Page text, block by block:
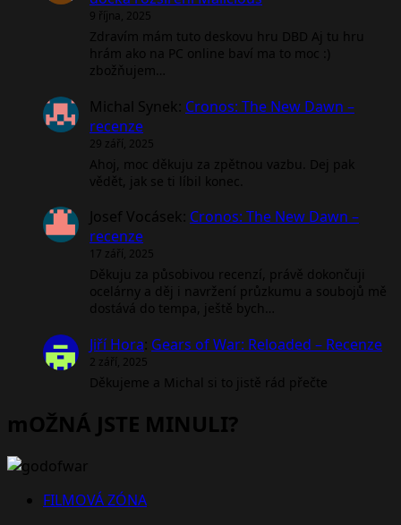
9 října, 2025
Zdravím mám tuto deskovu hru DBD Aj tu hru
hrám ako na PC online baví ma to moc :)
zbožňujem…
Michal Synek: Cronos: The New Dawn –
recenze
29 září, 2025
Ahoj, moc děkuju za zpětnou vazbu. Dej pak
vědět, jak se ti líbil konec.
Josef Vocásek: Cronos: The New Dawn –
recenze
17 září, 2025
Děkuju za působivou recenzí, právě dokončuji
ocelárny a děj i navržení průzkumu a soubojů mě
dostává do tempa, ještě bych…
Jiří Hora: Gears of War: Reloaded – Recenze
2 září, 2025
Děkujeme a Michal si to jistě rád přečte
mOŽNÁ JSTE MINULI?
FILMOVÁ ZÓNA